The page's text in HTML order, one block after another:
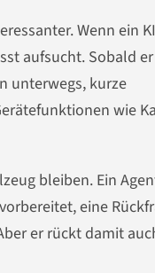
Wenn ein
aufsucht. Sobald
unterwegs, kurze
wie
bleiben. Ein
eine
er rückt damit